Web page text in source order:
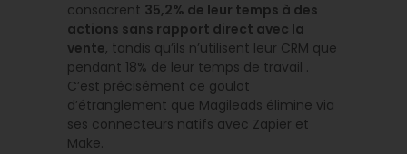
consacrent 35,2% de leur temps à des
actions sans rapport direct avec la
vente, tandis qu’ils n’utilisent leur CRM que
pendant 18% de leur temps de travail .
C’est précisément ce goulot
d’étranglement que Magileads élimine via
ses connecteurs natifs avec Zapier et
Make.